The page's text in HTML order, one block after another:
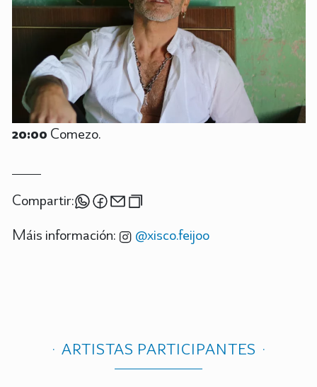
20:00 Comezo.
Compartir:
Máis información:
@xisco.feijoo
ARTISTAS PARTICIPANTES